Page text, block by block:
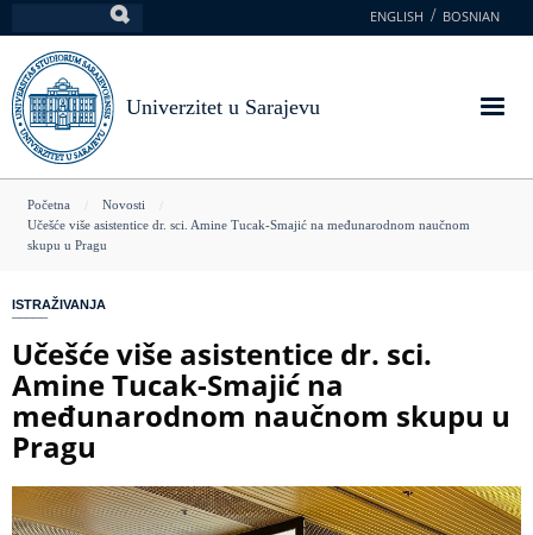
na
glavni
sadržaj
ENGLISH BOSNIAN
Univerzitet u Sarajevu
You
are
Početna
Novosti
Učešće više asistentice dr. sci. Amine Tucak-Smajić na međunarodnom naučnom
skupu u Pragu
ISTRAŽIVANJA
Učešće više asistentice dr. sci.
Amine Tucak-Smajić na
međunarodnom naučnom skupu u
Pragu